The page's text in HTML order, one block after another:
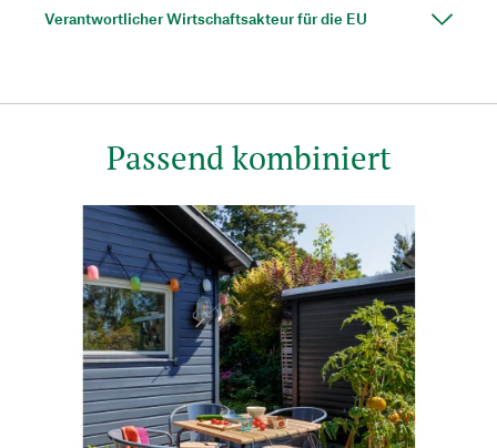
Verantwortlicher Wirtschaftsakteur für die EU
Passend kombiniert